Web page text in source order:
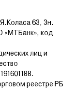
63, 3н.
«МТБанк», код
лиц и
реестре РБ